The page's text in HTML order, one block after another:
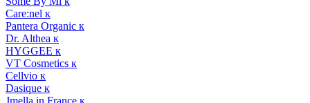
Care:nel к
Pantera Organic к
Dr. Althea к
HYGGEE к
VT Cosmetics к
Cellvio к
Dasique к
Jmella in France к